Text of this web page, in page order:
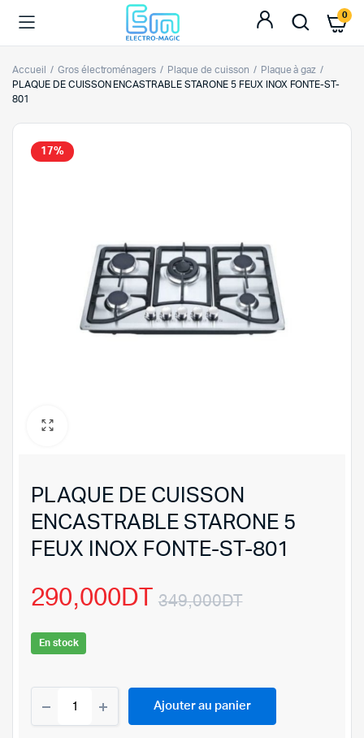
0
Accueil Gros électroménagers Plaque de cuisson
Plaque à gaz
PLAQUE DE CUISSON ENCASTRABLE STARONE 5 FEUX INOX FONTE-ST-
801
17%
PLAQUE DE CUISSON
ENCASTRABLE STARONE 5
FEUX INOX FONTE-ST-801
349,000DT
initial
290,000DT
actuel
En stock
CUISSON
Ajouter au panier